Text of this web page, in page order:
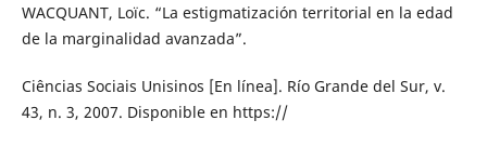
WACQUANT, Loïc. “La estigmatización territorial en la edad
de la marginalidad avanzada”.
Ciências Sociais Unisinos [En línea]. Río Grande del Sur, v.
43, n. 3, 2007. Disponible en https://